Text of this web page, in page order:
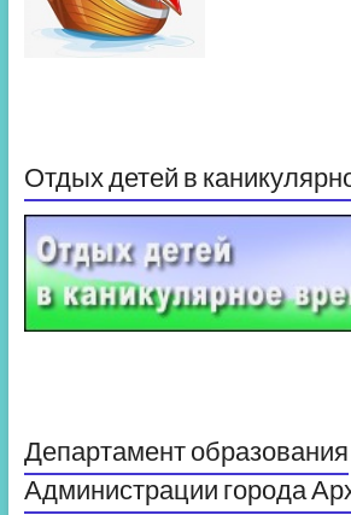
Отдых детей в
Департамент образования
Администрации города